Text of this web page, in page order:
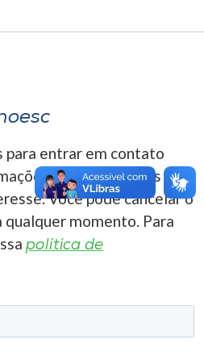
para entrar em contato
correlacionadas que
Você pode cancelar o
qualquer momento. Para
política de